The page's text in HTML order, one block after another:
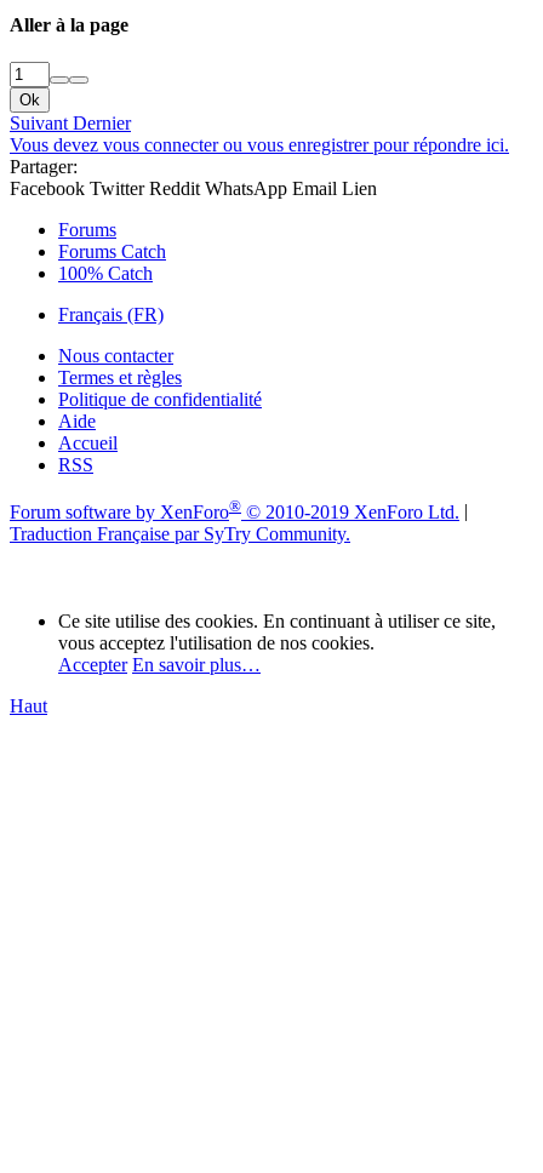
Aller à la page
Ok
Suivant Dernier
Vous devez vous connecter ou vous enregistrer pour répondre ici.
Partager:
Facebook Twitter Reddit WhatsApp Email Lien
Forums
Forums Catch
100% Catch
Français (FR)
Nous contacter
Termes et règles
Politique de confidentialité
Aide
Accueil
RSS
Forum software by XenForo® © 2010-2019 XenForo Ltd.
Traduction Française par SyTry Community.
Ce site utilise des cookies. En continuant à utiliser ce site,
vous acceptez l'utilisation de nos cookies.
Accepter En savoir plus…
Haut